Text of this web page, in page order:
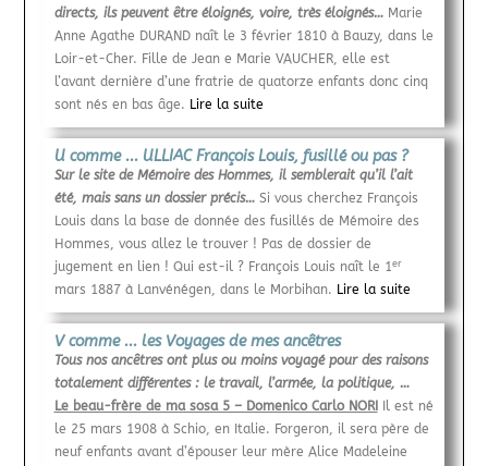
directs, ils peuvent être éloignés, voire, très éloignés… Marie
Anne Agathe DURAND naît le 3 février 1810 à Bauzy, dans le
Loir-et-Cher. Fille de Jean e Marie VAUCHER, elle est
l’avant dernière d’une fratrie de quatorze enfants donc cinq
sont nés en bas âge. Lire la suite
U comme ... ULLIAC François Louis, fusillé ou pas ?
Sur le site de Mémoire des Hommes, il semblerait qu’il l’ait
été, mais sans un dossier précis… Si vous cherchez François
Louis dans la base de donnée des fusillés de Mémoire des
Hommes, vous allez le trouver ! Pas de dossier de
jugement en lien ! Qui est-il ? François Louis naît le 1er
mars 1887 à Lanvénégen, dans le Morbihan. Lire la suite
V comme ... les Voyages de mes ancêtres
Tous nos ancêtres ont plus ou moins voyagé pour des raisons
totalement différentes : le travail, l’armée, la politique, …
Le beau-frère de ma sosa 5 – Domenico Carlo NORI
Il est né
le 25 mars 1908 à Schio, en Italie. Forgeron, il sera père de
neuf enfants avant d’épouser leur mère Alice Madeleine